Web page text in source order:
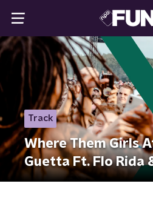
Track
Where Them Girls
Guetta Ft. Flo Rida